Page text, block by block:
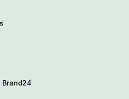
Brand24